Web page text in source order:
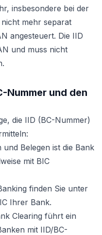
insbesondere bei der
mehr separat
angesteuert. Die IID
und muss nicht
Nummer und den
die IID (BC-Nummer)
Belegen ist die Bank
mit BIC
finden Sie unter
Ihrer Bank.
Clearing führt ein
mit IID/BC-